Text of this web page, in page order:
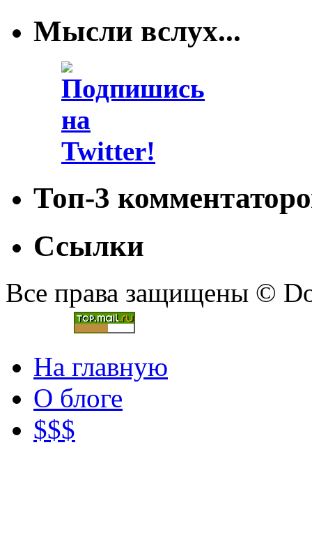
Мысли вслух...
Топ-3
Ссылки
Все права защищены ©
На главную
О блоге
$$$